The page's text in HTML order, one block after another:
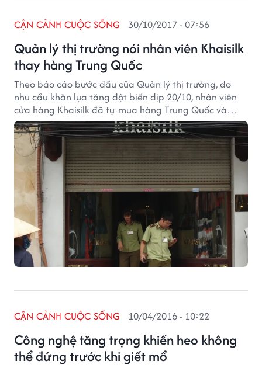
Quản lý thị trường nói nhân viên Khaisilk
thay hàng Trung Quốc
CẬN CẢNH CUỘC SỐNG 30/10/2017 - 07:56
Theo báo cáo bước đầu của Quản lý thị trường, do
nhu cầu khăn lụa tăng đột biến dịp 20/10, nhân viên
cửa hàng Khaisilk đã tự mua hàng Trung Quốc và
thay nhãn Made in Vietnam.
Công nghệ tăng trọng khiến heo không
thể đứng trước khi giết mổ
CẬN CẢNH CUỘC SỐNG 10/04/2016 - 10:22